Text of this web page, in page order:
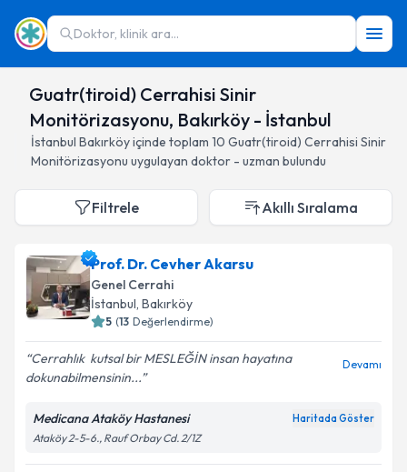
Doktor, klinik ara...
Guatr(tiroid) Cerrahisi Sinir
Monitörizasyonu, Bakırköy - İstanbul
İstanbul Bakırköyiçinde toplam 10 Guatr(tiroid) Cerrahisi Sinir
Monitörizasyonu uygulayan doktor - uzman bulundu
Filtrele Akıllı Sıralama
Prof. Dr. Cevher Akarsu
Genel Cerrahi
İstanbul, Bakırköy
5 (13 Değerlendirme)
Cerrahlık ️ kutsal bir MESLEĞİN insan hayatına
dokunabilmensinin...
Devamı
Medicana Ataköy Hastanesi Haritada Göster
Ataköy 2-5-6., Rauf Orbay Cd. 2/1Z